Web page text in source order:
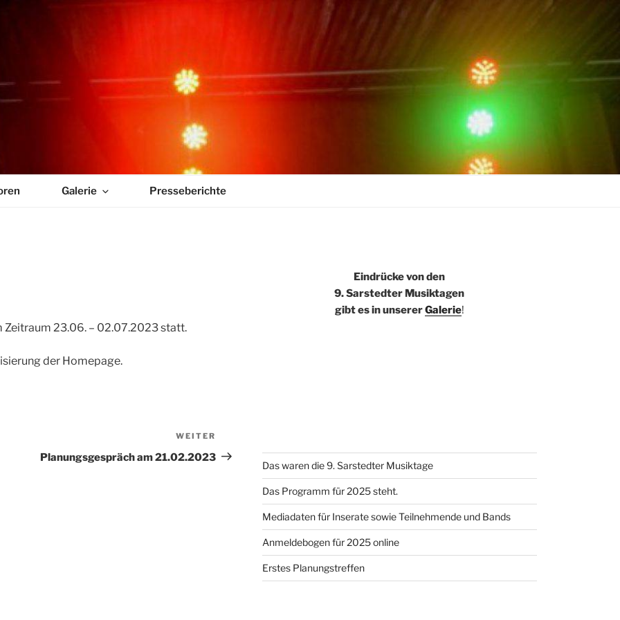
Galerie Presseberichte
Zeitraum 23.06. – 02.07.2023 statt.
der Homepage.
Beitrag
WEITER
Planungsgespräch am 21.02.2023
Eindrücke von den
9. Sarstedter Musiktagen
gibt es in unsererGalerie!
Das waren die 9. Sarstedter Musiktage
Das Programm für 2025 steht.
Mediadaten für Inserate sowie Teilnehmende und Bands
Anmeldebogen für 2025 online
Erstes Planungstreffen